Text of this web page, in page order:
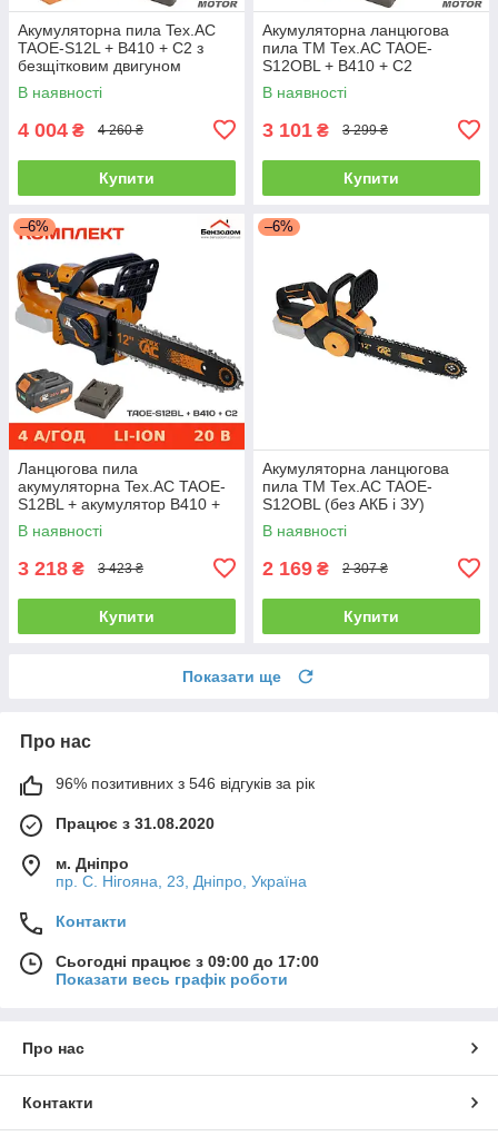
Акумуляторна пила Tex.AC
TAOE-S12L + B410 + C2 з
безщітковим двигуном
(комплект)
В наявності
4 004 ₴ 4 260 ₴
Купити
Акумуляторна ланцюгова
пила ТМ Тех.АС TAOE-
S12OBL + B410 + C2
(комплект)
В наявності
3 101 ₴ 3 299 ₴
Купити
–6%
Ланцюгова пила
акумуляторна Tex.AC TAOE-
S12BL + акумулятор B410 +
зарядний пристрій C2
В наявності
3 218 ₴ 3 423 ₴
Купити
–6%
Акумуляторна ланцюгова
пила ТМ Тех.АС TAOE-
S12OBL (без АКБ і ЗУ)
В наявності
2 169 ₴ 2 307 ₴
Купити
Показати ще
Про нас
96% позитивних з 546 відгуків за рік
Працює з 31.08.2020
м. Дніпро
пр. С. Нігояна, 23, Дніпро, Україна
Контакти
Сьогодні працює з 09:00 до 17:00
Показати весь графік роботи
Про нас
Контакти